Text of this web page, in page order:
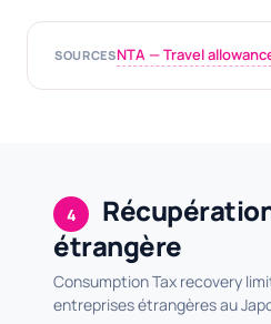
SOURCESNTA — Travel
4
étrangère
Consumption Tax recovery
entreprises étrangères au